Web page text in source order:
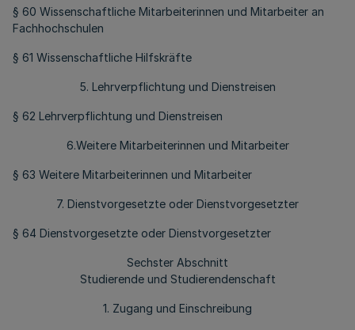
§ 60 Wissenschaftliche Mitarbeiterinnen und Mitarbeiter an
Fachhochschulen
§ 61 Wissenschaftliche Hilfskräfte
5. Lehrverpflichtung und Dienstreisen
§ 62 Lehrverpflichtung und Dienstreisen
6.Weitere Mitarbeiterinnen und Mitarbeiter
§ 63 Weitere Mitarbeiterinnen und Mitarbeiter
7. Dienstvorgesetzte oder Dienstvorgesetzter
§ 64 Dienstvorgesetzte oder Dienstvorgesetzter
Sechster Abschnitt
Studierende und Studierendenschaft
1. Zugang und Einschreibung